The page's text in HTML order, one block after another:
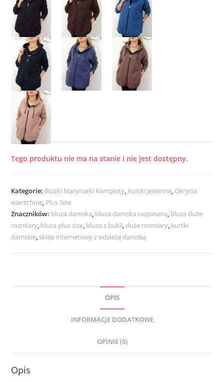
Tego produktu nie ma na stanie i nie jest dostępny.
Kategorie: Bluzki Marynarki Komplety, Kurtki jesienne, Okrycia
wierzchnie, Plus Size
Znaczników: bluza damska, bluza damska rozpinana, bluza duże
rozmiary, bluza plus size, bluza z bukli, duże rozmiary, kurtki
damskie, sklep internetowy z odzieżą damską
OPIS
INFORMACJE DODATKOWE
OPINIE (0)
Opis